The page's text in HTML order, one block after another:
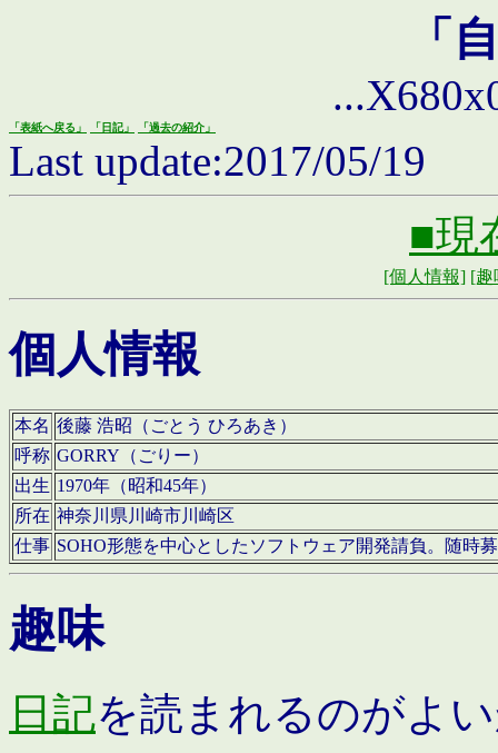
「
「表紙へ戻る」 「日記」 「過去の紹介」
Last update:2017/05/19
■現
[個人情報] [趣
個人情報
本名 後藤 浩昭（ごとう ひろあき）
呼称 GORRY（ごりー）
出生 1970年（昭和45年）
所在 神奈川県川崎市川崎区
仕事 SOHO形態を中心としたソフトウェア開発請負。随時
趣味
日記を読まれるのがよ